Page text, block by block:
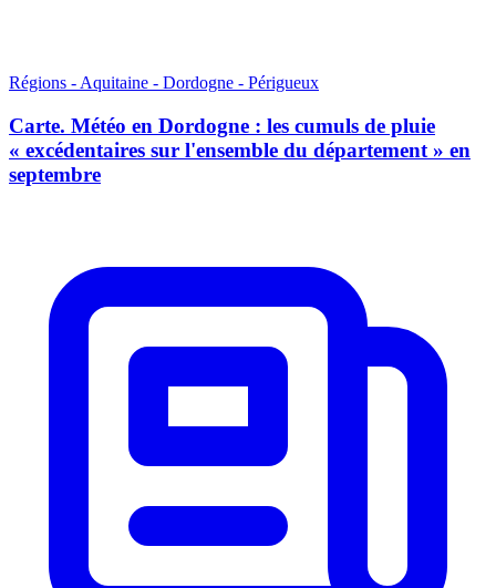
Régions - Aquitaine - Dordogne - Périgueux
Carte. Météo en Dordogne : les cumuls de pluie
« excédentaires sur l'ensemble du département » en
septembre